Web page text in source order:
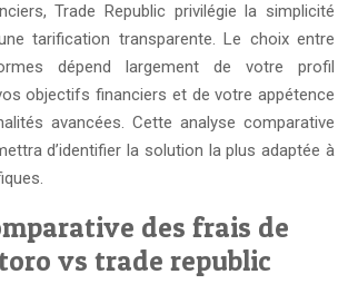
Trade Republic privilégie la simplicité
tarification transparente. Le choix entre
dépend largement de votre profil
objectifs financiers et de votre appétence
avancées. Cette analyse comparative
d’identifier la solution la plus adaptée à
des frais de
vs trade republic